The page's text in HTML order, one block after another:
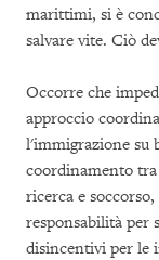
marittimi, si è
salvare vite. Ciò
Occorre che
approccio
l'immigrazione su
coordinamento
ricerca e
responsabilità per
disincentivi per le